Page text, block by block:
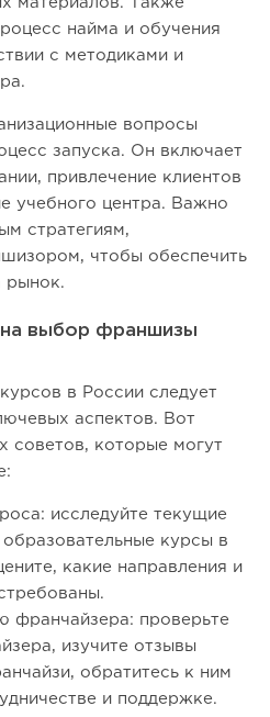
материалов. Также
найма и обучения
с методиками и
вопросы
запуска. Он включает
привлечение клиентов
учебного центра. Важно
стратегиям,
чтобы обеспечить
рынок.
выбор франшизы
в России следует
аспектов. Вот
советов, которые могут
исследуйте текущие
курсы в
какие направления и
франчайзера: проверьте
изучите отзывы
обратитесь к ним
и поддержке.